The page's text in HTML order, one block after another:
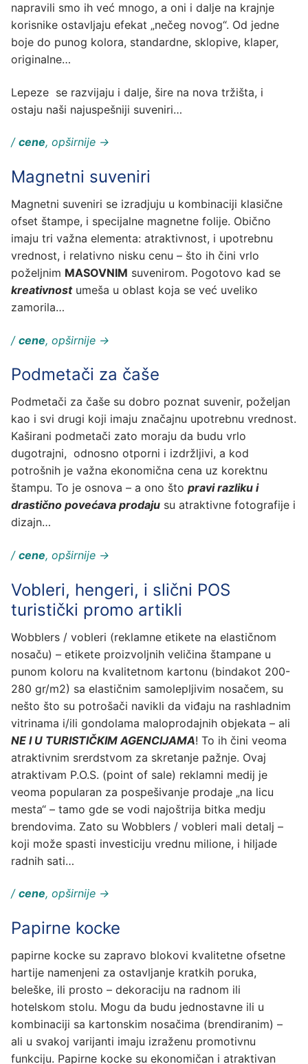
napravili smo ih već mnogo, a oni i dalje na krajnje
korisnike ostavljaju efekat „nečeg novog“. Od jedne
boje do punog kolora, standardne, sklopive, klaper,
originalne…
Lepeze se razvijaju i dalje, šire na nova tržišta, i
ostaju naši najuspešniji suveniri…
/ cene, opširnije →
Magnetni suveniri
Magnetni suveniri se izradjuju u kombinaciji klasične
ofset štampe, i specijalne magnetne folije. Obično
imaju tri važna elementa: atraktivnost, i upotrebnu
vrednost, i relativno nisku cenu – što ih čini vrlo
poželjnim MASOVNIM suvenirom. Pogotovo kad se
kreativnostumeša u oblast koja se već uveliko
zamorila…
/ cene, opširnije →
Podmetači za čaše
Podmetači za čaše su dobro poznat suvenir, poželjan
kao i svi drugi koji imaju značajnu upotrebnu vrednost.
Kaširani podmetači zato moraju da budu vrlo
dugotrajni, odnosno otporni i izdržljivi, a kod
potrošnih je važna ekonomična cena uz korektnu
štampu. To je osnova – a ono što pravi razliku i
drastično povećava prodaju su atraktivne fotografije i
dizajn…
/ cene, opširnije →
Vobleri, hengeri, i slični POS
turistički promo artikli
Wobblers / vobleri (reklamne etikete na elastičnom
nosaču) – etikete proizvoljnih veličina štampane u
punom koloru na kvalitetnom kartonu (bindakot 200-
280 gr/m2) sa elastičnim samolepljivim nosačem, su
nešto što su potrošači navikli da viđaju na rashladnim
vitrinama i/ili gondolama maloprodajnih objekata – ali
NE I U TURISTIČKIM AGENCIJAMA! To ih čini veoma
atraktivnim srerdstvom za skretanje pažnje. Ovaj
atraktivam P.O.S. (point of sale) reklamni medij je
veoma popularan za pospešivanje prodaje „na licu
mesta“ – tamo gde se vodi najoštrija bitka medju
brendovima. Zato su Wobblers / vobleri mali detalj –
koji može spasti investiciju vrednu milione, i hiljade
radnih sati…
/ cene, opširnije →
Papirne kocke
papirne kocke su zapravo blokovi kvalitetne ofsetne
hartije namenjeni za ostavljanje kratkih poruka,
beleške, ili prosto – dekoraciju na radnom ili
hotelskom stolu. Mogu da budu jednostavne ili u
kombinaciji sa kartonskim nosačima (brendiranim) –
ali u svakoj varijanti imaju izraženu promotivnu
funkciju. Papirne kocke su ekonomičan i atraktivan